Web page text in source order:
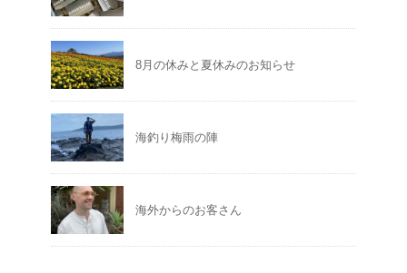
8月の休みと夏休みのお知らせ
海釣り梅雨の陣
海外からのお客さん